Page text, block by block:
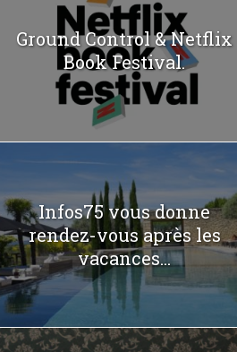
Ground Control & Netflix
Book Festival.
Infos75 vous donne
rendez-vous après les
vacances...